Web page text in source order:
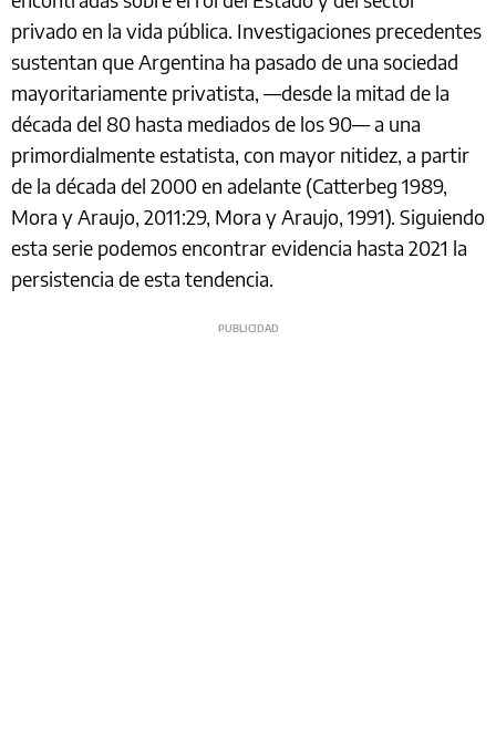
privado en la vida pública. Investigaciones precedentes
sustentan que Argentina ha pasado de una sociedad
mayoritariamente privatista, —desde la mitad de la
década del 80 hasta mediados de los 90— a una
primordialmente estatista, con mayor nitidez, a partir
de la década del 2000 en adelante (Catterbeg 1989,
Mora y Araujo, 2011:29, Mora y Araujo, 1991). Siguiendo
esta serie podemos encontrar evidencia hasta 2021 la
persistencia de esta tendencia.